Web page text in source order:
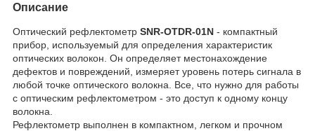
Описание
Оптический рефлектометр SNR-OTDR-01N - компактный
прибор, используемый для определения характеристик
оптических волокон. Он определяет местонахождение
дефектов и повреждений, измеряет уровень потерь сигнала в
любой точке оптического волокна. Все, что нужно для работы
с оптическим рефлектометром - это доступ к одному концу
волокна.
Рефлектометр выполнен в компактном, легком и прочном